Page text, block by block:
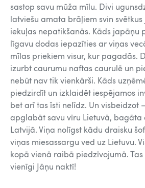
sastop savu mūža mīlu. Divi
latviešu amata brāļiem svin
iekuļas nepatikšanās. Kāds japāņu
līgavu dodas iepazīties ar viņas
mīlas priekiem visur, kur pagadās.
izurbt caurumu naftas caurulē un
nebūt nav tik vienkārši. Kāds
piedzirdīt un izklaidēt iespējamos
bet arī tas īsti nelīdz. Un visbeidzot
apglabāt savu vīru Lietuvā, bagāta
Latvijā. Viņa nolīgst kādu draisku
viņas miesassargu ved uz Lietuvu.
kopā vienā raibā piedzīvojumā.
vienīgi Jāņu naktī!